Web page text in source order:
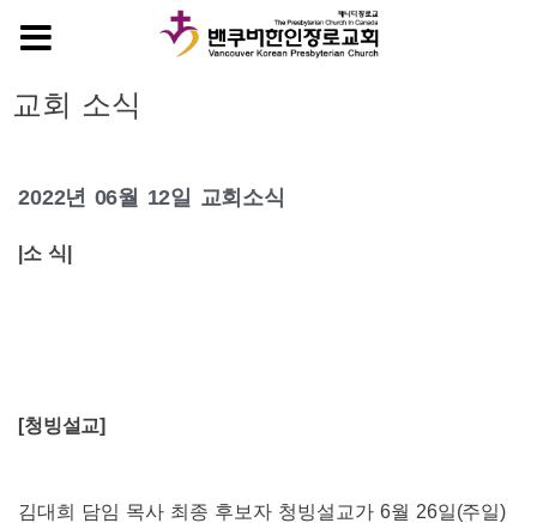
교회 소식
2022년 06월 12일 교회소식
소 식
[청빙설교]
김대희 담임 목사 최종 후보자 청빙설교가 6월 26일(주일)